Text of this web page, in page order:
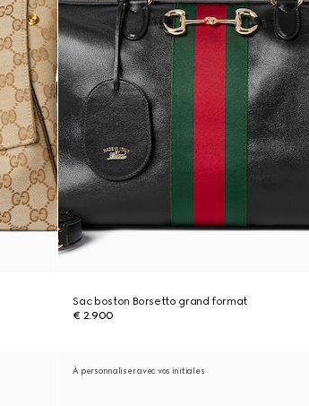
Sac boston Borsetto grand format
€ 2.900
À personnaliser avec vos initiales